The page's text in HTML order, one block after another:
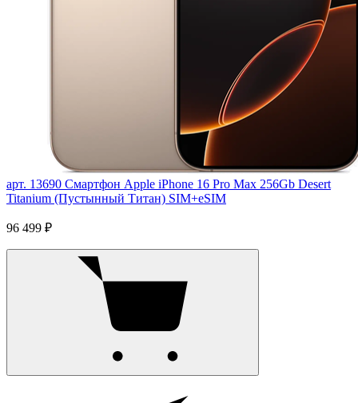
арт. 13690 Смартфон Apple iPhone 16 Pro Max 256Gb Desert
Titanium (Пустынный Титан) SIM+eSIM
96 499 ₽